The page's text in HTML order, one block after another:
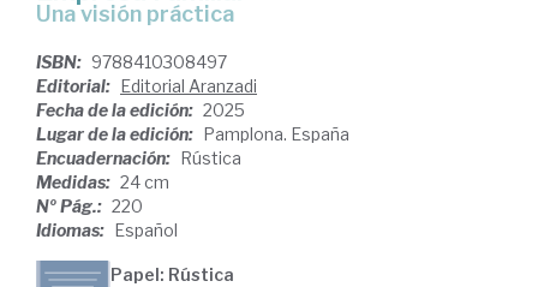
Una visión práctica
ISBN: 9788410308497
Editorial: Editorial Aranzadi
Fecha de la edición: 2025
Lugar de la edición: Pamplona. España
Encuadernación: Rústica
Medidas: 24 cm
Nº Pág.: 220
Idiomas: Español
Papel: Rústica